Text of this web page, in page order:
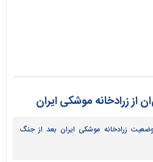
از زرادخانه موشکی ایران
زرادخانه موشکی ایران بعد از جنگ